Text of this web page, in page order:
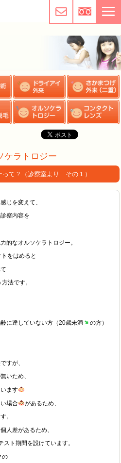
ケラトロジー
って？（診察室より その１）
じを変えて、
察内容を
的なオルソケラトロジー。
をはめると
法です。
に達していない方（20歳未満
の方）
すが、
いため、
ます
場合
があるため、
。
人差があるため、
ト期間を設けています。
の